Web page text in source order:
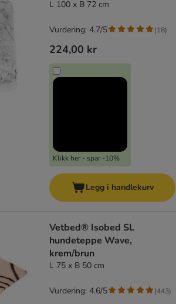
L 100 x B 72 cm
224,00 kr
Klikk her - spar -10%
Vurdering: 4.7/5 (18)
Legg i handlekurv
Vetbed® Isobed SL
hundeteppe Wave,
krem/brun
L 75 x B 50 cm
Vurdering: 4.6/5 (443)